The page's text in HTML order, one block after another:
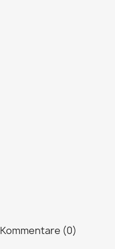
Kommentare (0)